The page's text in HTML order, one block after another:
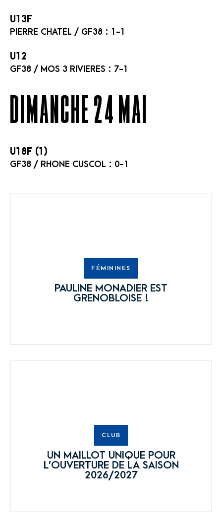
U13F
PIERRE CHATEL / GF38 : 1-1
U12
GF38 / MOS 3 RIVIERES : 7-1
DIMANCHE 24 MAI
U18F (1)
GF38 / RHONE CUSCOL : 0-1
FÉMININES
PAULINE MONADIER EST
GRENOBLOISE !
CLUB
UN MAILLOT UNIQUE POUR
L’OUVERTURE DE LA SAISON
2026/2027